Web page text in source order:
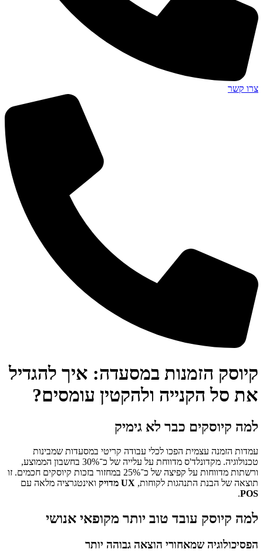
במסעדה: איך להגדיל
ולהקטין עומסים?
כבר לא גימיק
הפכו לכלי עבודה קריטי במסעדות שמבינות
טכנולוגיה. מקדונלד'ס מדווחת על עלייה של כ־30% בחשבון הממוצע,
ורשתות מדווחות על קפיצה של כ־25% במחזור בזכות קיוסקים חכמים. זו
התנהגות לקוחות,UX מדויק ואינטגרציה מלאה עם
עובד טוב יותר מקופאי אנושי
שמאחורי הוצאה גבוהה יותר